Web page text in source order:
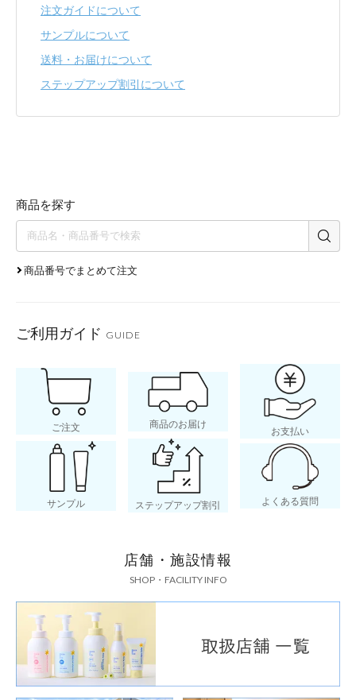
注文ガイドについて
サンプルについて
送料・お届けについて
ステップアップ割引について
商品を探す
商品番号でまとめて注文
ご利用ガイド GUIDE
ご注文 商品のお届け
お支払い
サンプル ステップアップ割引 よくある質問
店舗・施設情報
SHOP・FACILITY INFO